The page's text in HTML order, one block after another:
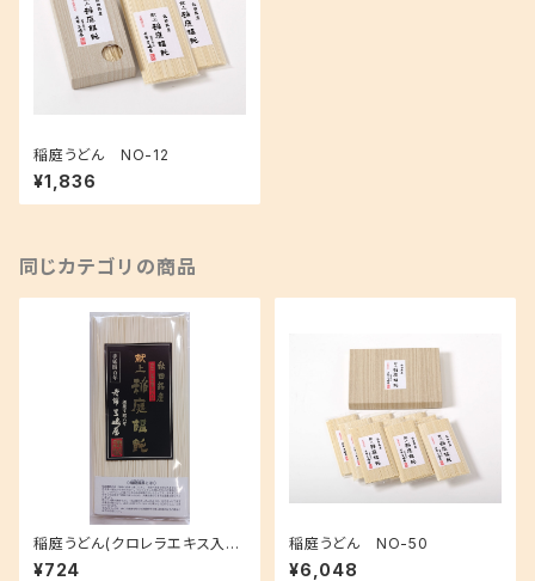
稲庭うどん NO-12
¥1,836
同じカテゴリの商品
稲庭うどん(クロレラエキス入り)
NO-06
¥724
稲庭うどん NO-50
¥6,048